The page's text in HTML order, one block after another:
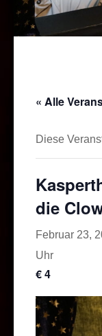
« Alle
Diese
die
Februar 23,
Uhr
€ 4